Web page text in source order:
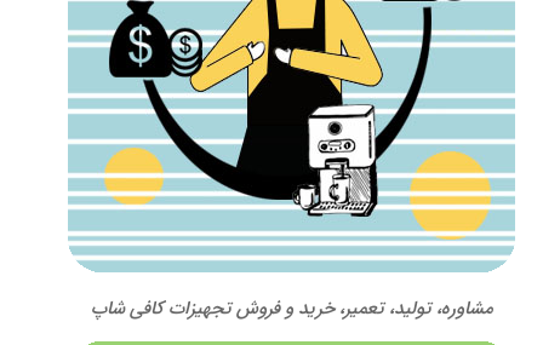
مشاوره، تولید، تعمیر، خرید و فروش تجهیزات کافی شاپ